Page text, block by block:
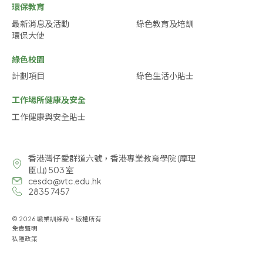
環保教育
最新消息及活動
綠色教育及培訓
環保大使
綠色校園
計劃項目
綠色生活小貼士
工作場所健康及安全
工作健康與安全貼士
香港灣仔愛群道六號，香港專業教育學院 (摩理
臣山) 503 室
cesdo@vtc.edu.hk
2835 7457
© 2026 職業訓練局。版權所有
免責聲明
私隱政策